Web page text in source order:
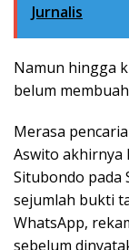
Jurnalis
Namun hingga
belum
Merasa
Aswito akhirnya
Situbondo pada
sejumlah bukti
WhatsApp,
sebelum